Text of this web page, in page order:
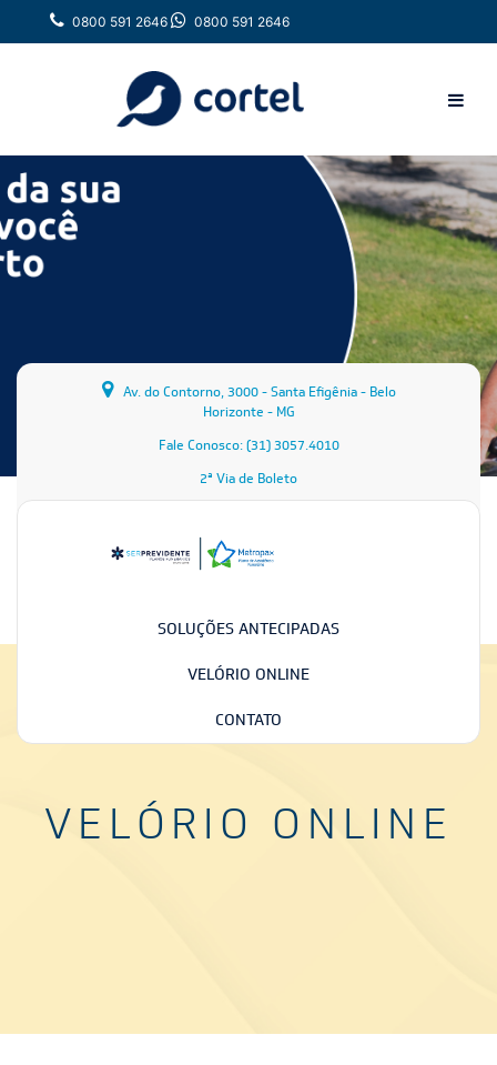
0800 591 2646 0800 591 2646
Av. do Contorno, 3000 - Santa Efigênia - Belo
Horizonte - MG
Fale Conosco: (31) 3057.4010
2ª Via de Boleto
SOLUÇÕES ANTECIPADAS
VELÓRIO ONLINE
CONTATO
VELÓRIO ONLINE